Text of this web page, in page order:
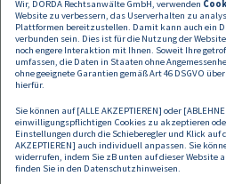
Wir, DORDA Rechtsanwälte GmbH, verwenden
Website zu verbessern, das Userverhalten zu
Plattformen bereitzustellen. Damit kann auch ein
verbunden sein. Dies ist für die Nutzung der
noch engere Interaktion mit Ihnen. Soweit Ihre
umfassen, die Daten in Staaten ohne
ohne geeignete Garantien gemäß Art 46 DSGVO
hierfür.
Sie können auf [ALLE AKZEPTIEREN] oder
einwilligungspflichtigen Cookies zu akzeptieren
Einstellungen durch die Schieberegler und Klick auf
AKZEPTIEREN] auch individuell anpassen. Sie
widerrufen, indem Sie zB unten auf dieser Website
finden Sie in den Datenschutzhinweisen.